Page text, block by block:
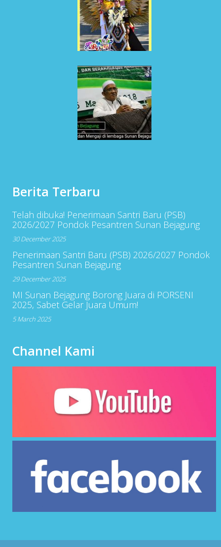
Berita Terbaru
Telah dibuka! Penerimaan Santri Baru (PSB)
2026/2027 Pondok Pesantren Sunan Bejagung
30 December 2025
Penerimaan Santri Baru (PSB) 2026/2027 Pondok
Pesantren Sunan Bejagung
29 December 2025
MI Sunan Bejagung Borong Juara di PORSENI
2025, Sabet Gelar Juara Umum!
5 March 2025
Channel Kami